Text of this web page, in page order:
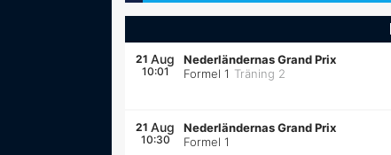
21 Aug
10:01
Nederländernas Grand Prix
Formel 1 Träning 2
21 Aug
10:30
Nederländernas Grand Prix
Formel 1